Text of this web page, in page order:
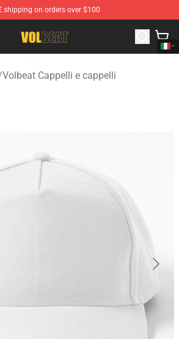
shipping on orders over $100
Official Volbeat Merchandise Store
Volbeat Cappelli e cappelli